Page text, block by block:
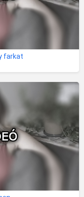
farkat